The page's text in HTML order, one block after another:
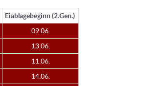
Eiablagebeginn (2.Gen.)
09.06.
13.06.
11.06.
14.06.